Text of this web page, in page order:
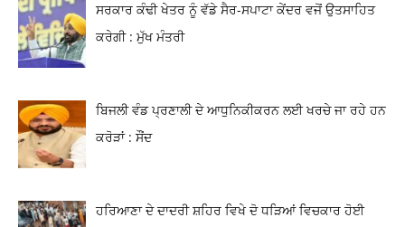
ਸਰਕਾਰ ਕੰਢੀ ਖੇਤਰ ਨੂੰ ਵੱਡੇ ਸੈਰ-ਸਪਾਟਾ ਕੇਂਦਰ ਵਜੋਂ ਉਤਸਾਹਿਤ
ਕਰੇਗੀ : ਮੁੱਖ ਮੰਤਰੀ
ਬਿਜਲੀ ਵੰਡ ਪ੍ਰਣਾਲੀ ਦੇ ਆਧੁਨਿਕੀਕਰਨ ਲਈ ਖਰਚੇ ਜਾ ਰਹੇ ਹਨ
ਕਰੋੜਾਂ : ਸੌਂਦ
ਹਰਿਆਣਾ ਦੇ ਦਾਦਰੀ ਸ਼ਹਿਰ ਵਿਖੇ ਦੋ ਧੜਿਆਂ ਵਿਚਕਾਰ ਹੋਈ